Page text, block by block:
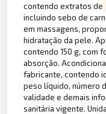
contendo extratos de
incluindo sebo de
em massagens,
hidratação da pele.
contendo 150 g, com
absorção.
fabricante, contendo
peso líquido, número
validade e demais
sanitária vigente.